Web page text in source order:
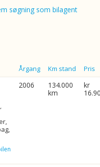
søgning som bilagent
Årgang Km stand Pris
2006
134.000
km
kr